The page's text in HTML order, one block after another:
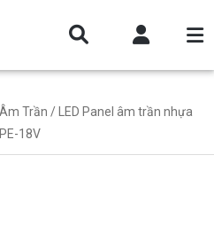
Âm Trần / LED Panel âm trần nhựa
18V